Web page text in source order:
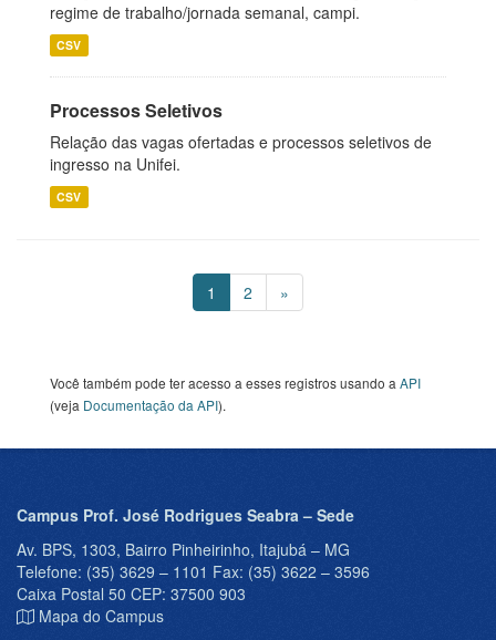
regime de trabalho/jornada semanal, campi.
CSV
Processos Seletivos
Relação das vagas ofertadas e processos seletivos de
ingresso na Unifei.
CSV
1 2 »
Você também pode ter acesso a esses registros usando a API
(veja Documentação da API).
Campus Prof. José Rodrigues Seabra – Sede
Av. BPS, 1303, Bairro Pinheirinho, Itajubá – MG
Telefone: (35) 3629 – 1101 Fax: (35) 3622 – 3596
Caixa Postal 50 CEP: 37500 903
Mapa do Campus